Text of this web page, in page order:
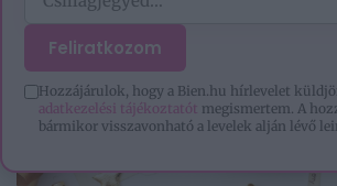
Feliratkozom
Hozzájárulok, hogy a Bien.hu hírlevelet
adatkezelési tájékoztatót megismertem. A
bármikor visszavonható a levelek alján lévő